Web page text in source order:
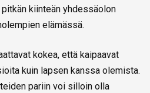
kiinteän yhdessäolon
elämässä.
kokea, että kaipaavat
kuin lapsen kanssa olemista.
pariin voi silloin olla